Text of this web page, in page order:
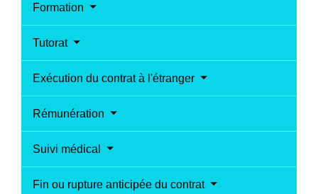
Formation
Tutorat
Exécution du contrat à l'étranger
Rémunération
Suivi médical
Fin ou rupture anticipée du contrat